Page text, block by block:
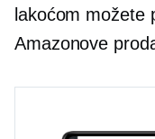
lakoćom možete
Amazonove